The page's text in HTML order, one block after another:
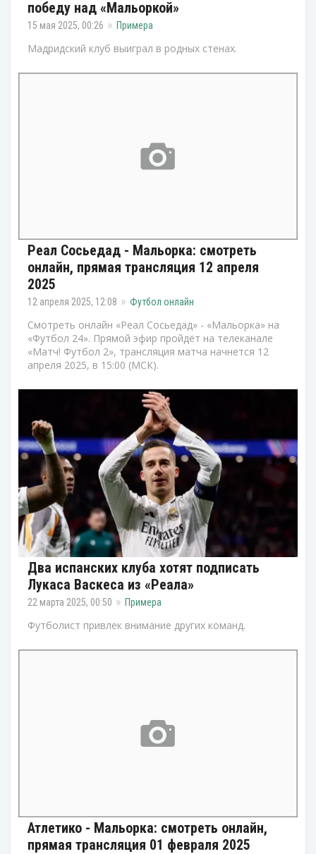
победу над «Мальоркой»
15 мая 2025, 00:26 Примера
Мадридский клуб выиграл в родных стенах.
Реал Сосьедад - Мальорка: смотреть
онлайн, прямая трансляция 12 апреля
2025
12 апреля 2025, 12:08 Футбол онлайн
Смотреть онлайн «Реал Сосьедад» - «Мальорка» на
«Футбол 24». Прямой эфир пройдёт на телеканале
«Матч! Футбол 2», трансляция матча начнется 12
апреля 2025, в 15:00 (МСК).
Два испанских клуба хотят подписать
Лукаса Васкеса из «Реала»
22 марта 2025, 00:50 Примера
Футболист привлек внимание других команд.
Атлетико - Мальорка: смотреть онлайн,
прямая трансляция 01 февраля 2025